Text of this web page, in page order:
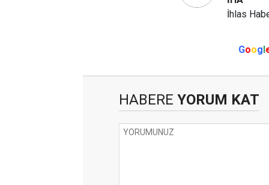
İhlas
Goog
HABERE YORUM KAT